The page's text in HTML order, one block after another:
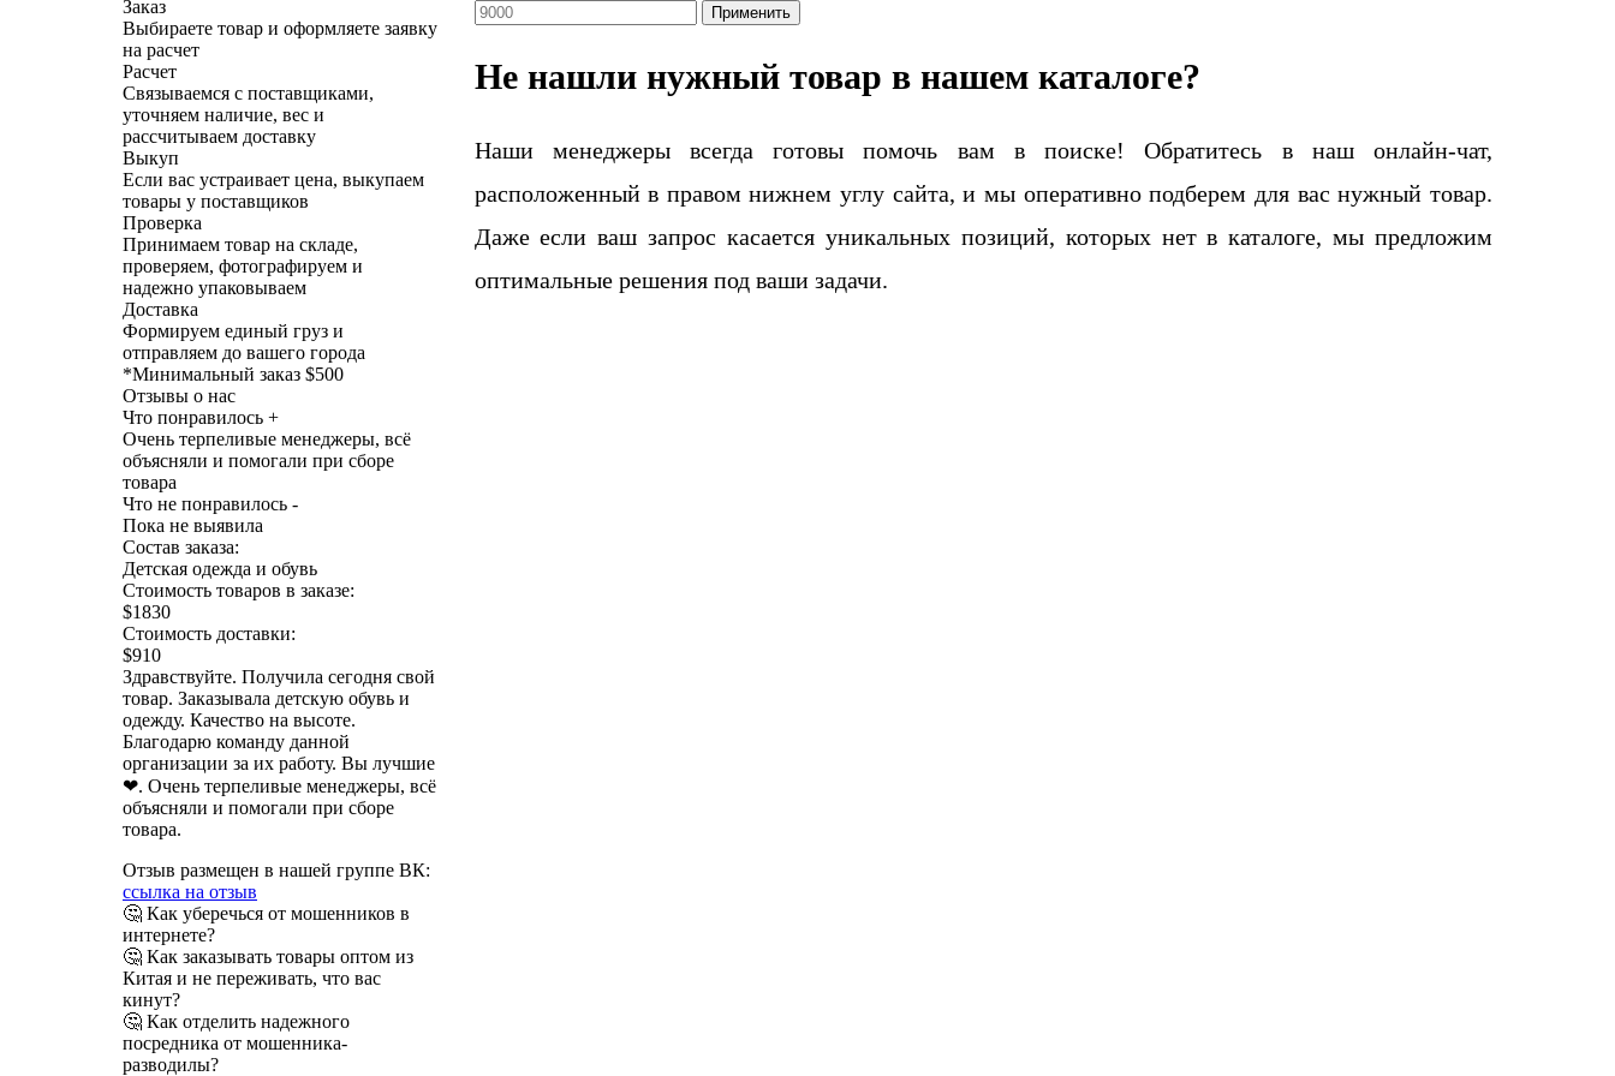
Заказ
Выбираете товар и оформляете заявку
на расчет
Расчет
Связываемся с поставщиками,
уточняем наличие, вес и
рассчитываем доставку
Выкуп
Если вас устраивает цена, выкупаем
товары у поставщиков
Проверка
Принимаем товар на складе,
проверяем, фотографируем и
надежно упаковываем
Доставка
Формируем единый груз и
отправляем до вашего города
*Минимальный заказ $500
Отзывы о нас
Что понравилось +
Очень терпеливые менеджеры, всё
объясняли и помогали при сборе
товара
Что не понравилось -
Пока не выявила
Состав заказа:
Детская одежда и обувь
Стоимость товаров в заказе:
$1830
Стоимость доставки:
$910
Здравствуйте. Получила сегодня свой
товар. Заказывала детскую обувь и
одежду. Качество на высоте.
Благодарю команду данной
организации за их работу. Вы лучшие
❤. Очень терпеливые менеджеры, всё
объясняли и помогали при сборе
товара.
Отзыв размещен в нашей группе ВК:
ссылка на отзыв
🤔 Как уберечься от мошенников в
интернете?
🤔 Как заказывать товары оптом из
Китая и не переживать, что вас
кинут?
🤔 Как отделить надежного
посредника от мошенника-
разводилы?
Применить
Не нашли нужный товар в нашем каталоге?
Наши менеджеры всегда готовы помочь вам в поиске! Обратитесь в наш онлайн-чат,
расположенный в правом нижнем углу сайта, и мы оперативно подберем для вас нужный товар.
Даже если ваш запрос касается уникальных позиций, которых нет в каталоге, мы предложим
оптимальные решения под ваши задачи.